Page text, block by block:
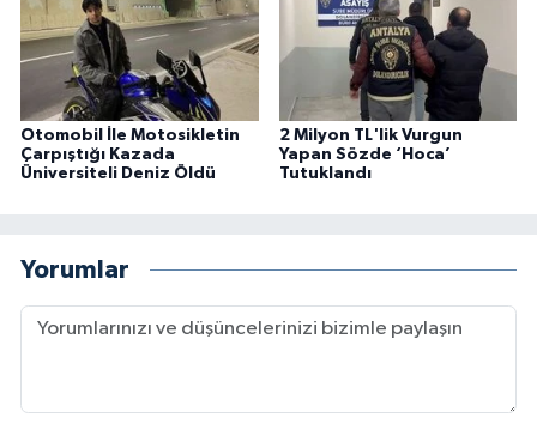
Otomobil İle Motosikletin
Çarpıştığı Kazada
Üniversiteli Deniz Öldü
2 Milyon TL'lik Vurgun
Yapan Sözde ‘Hoca’
Tutuklandı
Yorumlar